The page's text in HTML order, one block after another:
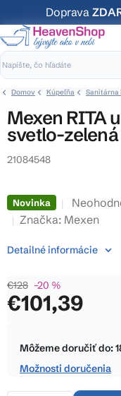
na
obsah
Doprava
Domov Kúpeľňa Sanitárna
Mexen RITA
svetlo-
21084548
Novinka
je
5
Značka: Mexen
€128 –20 %
€101,39
cena:
Môžeme doručiť do:
Možnosti doručenia
Detailné informácie